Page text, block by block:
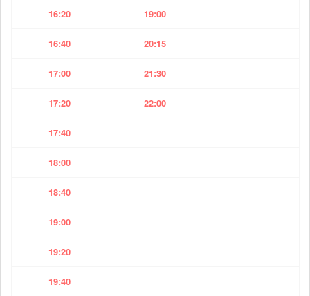
16:20 19:00
16:40 20:15
17:00 21:30
17:20 22:00
17:40
18:00
18:40
19:00
19:20
19:40